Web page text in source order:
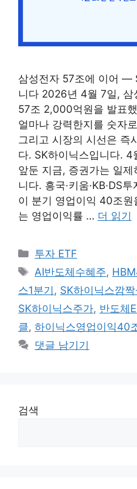
삼성전자 57조에 이어 —
니다 2026년 4월 7일, 삼
57조 2,000억원을 발표
얼마나 강력한지를 숫자
그리고 시장의 시선은 즉
다. SK하이닉스입니다.
앞둔 지금, 증권가는 일
니다. 흥국·키움·KB·DS
이 분기 영업이익 40조
는 영업이익률 … 더 읽기
카
테
리
투자 ETF
태
그
AI반도체수혜주,
스1분기 , SK하이닉스깜짝
SK하이닉스주가, 반도체
클, 하이닉스영업이익40
댓글 남기기
검색